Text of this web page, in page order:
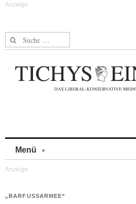
Suche nach:
Menü
„BARFUSSARMEE“